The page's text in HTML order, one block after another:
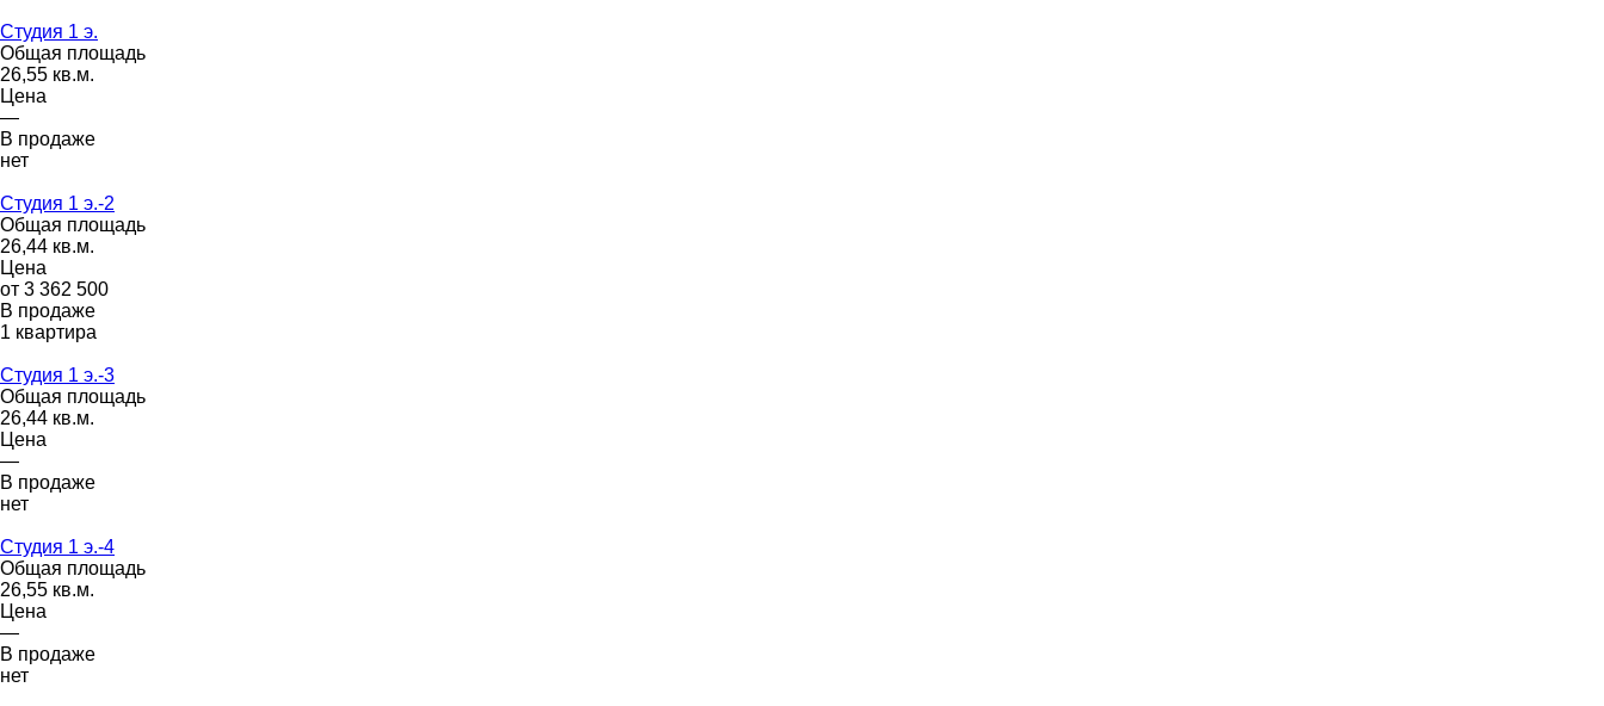
Студия 1 э.
Общая площадь
26,55 кв.м.
Цена
—
В продаже
нет
Студия 1 э.-2
Общая площадь
26,44 кв.м.
Цена
от 3 362 500
В продаже
1 квартира
Студия 1 э.-3
Общая площадь
26,44 кв.м.
Цена
—
В продаже
нет
Студия 1 э.-4
Общая площадь
26,55 кв.м.
Цена
—
В продаже
нет